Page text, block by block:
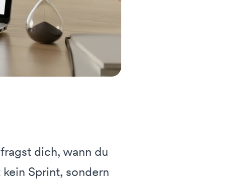
dich, wann du
Sprint, sondern